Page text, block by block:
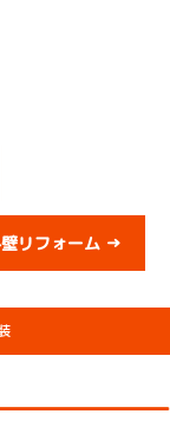
リフォーム →